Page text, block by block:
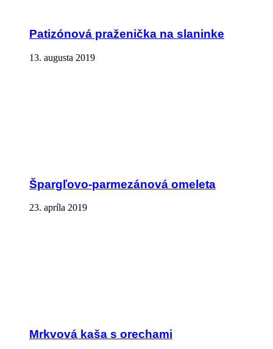
Patizónová praženička na slaninke
13. augusta 2019
Špargľovo-parmezánová omeleta
23. apríla 2019
Mrkvová kaša s orechami